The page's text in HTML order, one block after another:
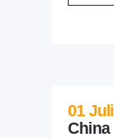
01 Juli
China